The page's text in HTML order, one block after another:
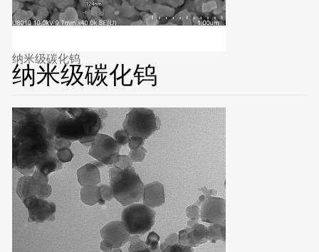
纳米级碳化钨
纳米级碳化钨